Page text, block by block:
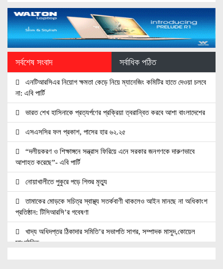
সর্বশেষ সংবাদ সর্বাধিক পঠিত
এনটিআরসিএর নিয়োগ ক্ষমতা কেড়ে নিয়ে ম্যানেজিং কমিটির হাতে দেওয়া চলবে
না: এবি পার্টি
ভারত শেখ হাসিনাকে প্রত্যর্পণের প্রক্রিয়া ত্বরান্বিত করবে আশা বাংলাদেশের
এসএসসির ফল প্রকাশ, পাসের হার ৬২.২৫
“দলীয়করণ ও শিক্ষাঙ্গনে সন্ত্রাস ফিরিয়ে এনে সরকার জনগণকে দারুণভাবে
আশাহত করেছে”- এবি পার্টি
নোয়াখালীতে পুকুরে পড়ে শিশুর মৃত্যু
তামাকের মোড়কে সচিত্র স্বাস্থ্য সতর্কবাণী থাকলেও আইন মানছে না অধিকাংশ
প্রতিষ্ঠান: টিসিআরসি’র গবেষণা
খাদ্য অধিদপ্তর ঠিকাদার সমিতি’র সভাপতি সাগর, সম্পাদক মাসুদ,কোয়েল
সাংগঠনিক